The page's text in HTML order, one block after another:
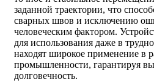
заданной траектории, что
сварных швов и исключению
человеческим фактором.
для использования даже в
находят широкое применение в
промышленности, гарантируя
долговечность.